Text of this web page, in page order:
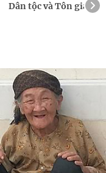
Dân tộc và Tôn giáo